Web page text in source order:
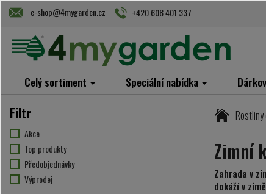
e-shop@4mygarden.cz +420 608 401 337
Celý sortiment Speciální nabídka
Filtr
Akce
Top produkty
Předobjednávky
Výprodej
Zimní
Zahrada v
dokáží v